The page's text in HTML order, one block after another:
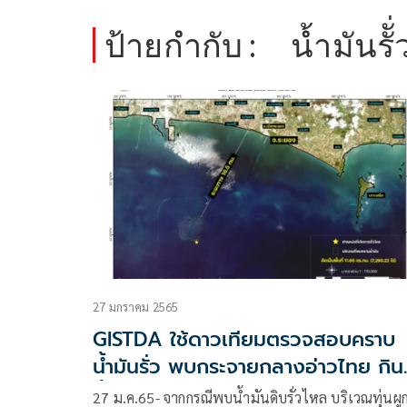
ป้ายกำกับ : น้ำมันรัั่
27 มกราคม 2565
GISTDA ใช้ดาวเทียมตรวจสอบคราบ
น้ำมันรั่ว พบกระจายกลางอ่าวไทย กิน
พื้นที่ 2 เท่าของเกาะเสม็ด
27 ม.ค.65- จากกรณีพบน้ำมันดิบรั่วไหล บริเวณทุ่นผูก